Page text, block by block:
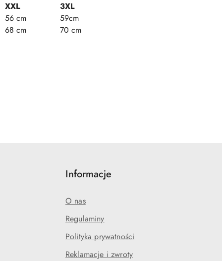
XXL
3XL
56 cm
59cm
68 cm
70 cm
Informacje
O nas
Regulaminy
Polityka prywatności
Reklamacje i zwroty